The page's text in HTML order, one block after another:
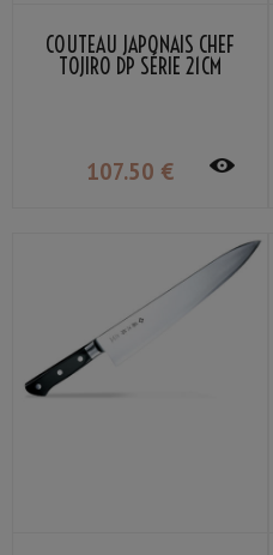
COUTEAU JAPONAIS CHEF
TOJIRO DP SÉRIE 21CM
107.50 €